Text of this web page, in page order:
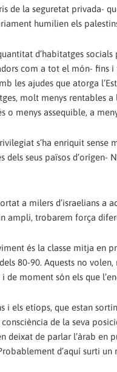
de la seguretat privada-
humilien els
d’habitatges
com a tot el món- fins
les ajudes que atorga
molt menys rentables
o menys assequible, a
s’ha enriquit
dels seus països
a milers d’israelians a
ampli, trobarem força
és la classe mitja en
80-90. Aquests no
moment són els que
i els etíops, que estan
de la seva
deixat de parlar l’àrab
d’aquí surti